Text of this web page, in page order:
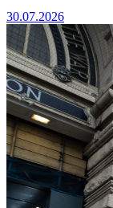
30.07.2026